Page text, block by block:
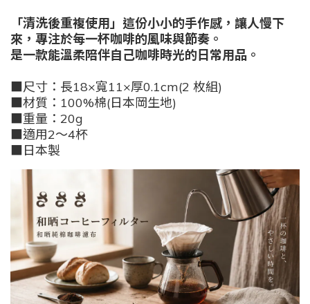
「清洗後重複使用」這份小小的手作感，讓人慢下
來，專注於每一杯咖啡的風味與節奏。
是一款能溫柔陪伴自己咖啡時光的日常用品。
■尺寸：長18×寬11×厚0.1cm(2 枚組)
■材質：100%棉(日本岡生地)
■重量：20g
■適用2～4杯
■日本製